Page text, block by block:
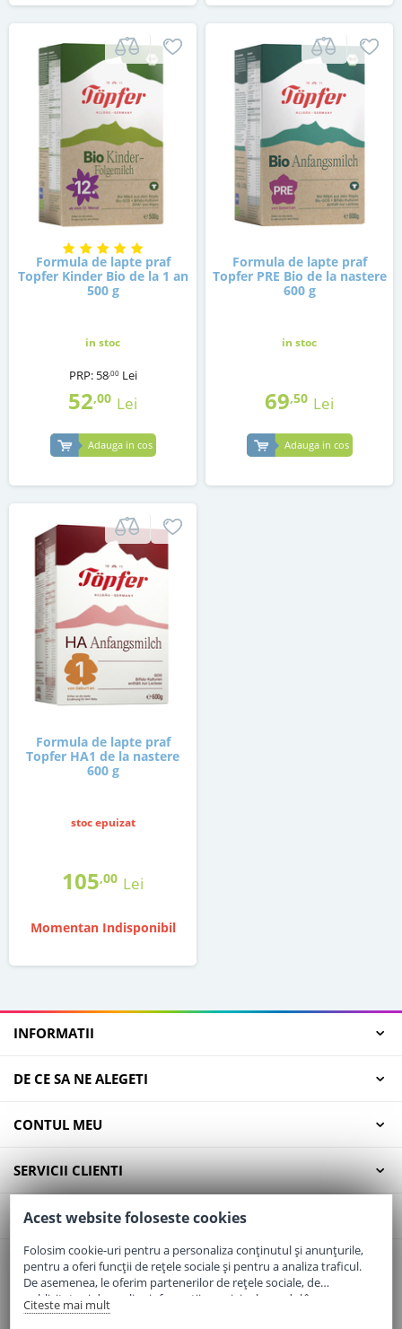
Formula de lapte praf
Topfer Kinder Bio de la 1 an
500 g
in stoc
PRP: 58,00 Lei
52,00 Lei
Adauga in cos
Formula de lapte praf
Topfer PRE Bio de la nastere
600 g
in stoc
69,50 Lei
Adauga in cos
Formula de lapte praf
Topfer HA1 de la nastere
600 g
stoc epuizat
105,00 Lei
Momentan Indisponibil
INFORMATII
DE CE SA NE ALEGETI
CONTUL MEU
SERVICII CLIENTI
CONTACT
Email:office@elaptepraf.ro
Telefon:0745-964-449
Adresa:Sos. Borsului, Nr. 20, Oradea, Jud. Bihor
Acest website foloseste cookies
Folosim cookie-uri pentru a personaliza conținutul și anunțurile,
pentru a oferi funcții de rețele sociale și pentru a analiza traficul.
De asemenea, le oferim partenerilor de rețele sociale, de
publicitate și de analize informații cu privire la modul în care
folosiți site-ul nostru. Aceștia le pot combina cu alte informații
Citeste mai mult